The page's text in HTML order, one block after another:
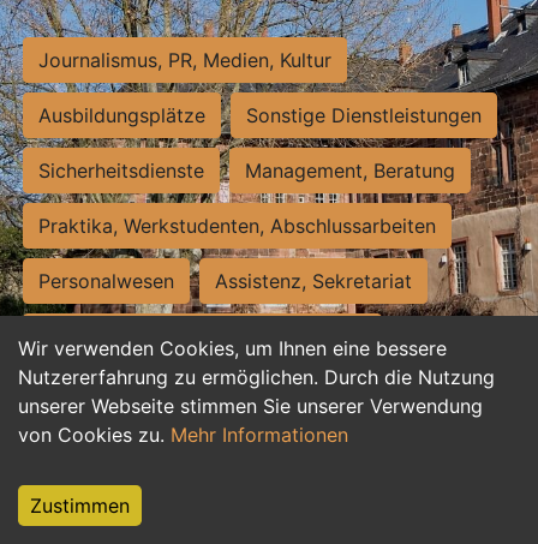
Wir verwenden Cookies, um Ihnen eine bessere
Nutzererfahrung zu ermöglichen. Durch die Nutzung
unserer Webseite stimmen Sie unserer Verwendung
von Cookies zu. Mehr Informationen
Zustimmen
Journalismus, PR, Medien, Kultur
Ausbildungsplätze Sonstige Dienstleistungen
Sicherheitsdienste Management, Beratung
Praktika, Werkstudenten, Abschlussarbeiten
Personalwesen Assistenz, Sekretariat
Hilfskräfte, Aushilfs- und Nebenjobs
Einkauf, Logistik, Materialwirtschaft
Weiterbildung, Studium, duale Ausbildung
Tourismus